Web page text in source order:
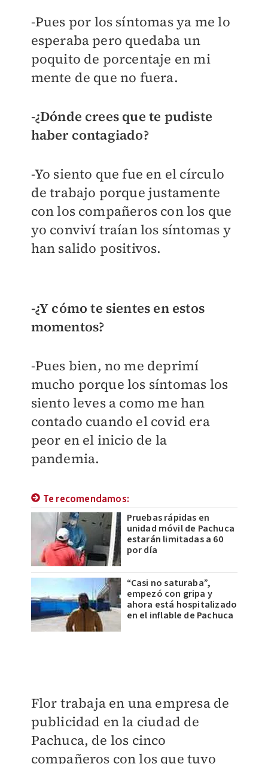
-Pues por los síntomas ya me lo
esperaba pero quedaba un
poquito de porcentaje en mi
mente de que no fuera.
-¿Dónde crees que te pudiste
haber contagiado?
-Yo siento que fue en el círculo
de trabajo porque justamente
con los compañeros con los que
yo conviví traían los síntomas y
han salido positivos.
-¿Y cómo te sientes en estos
momentos?
-Pues bien, no me deprimí
mucho porque los síntomas los
siento leves a como me han
contado cuando el covid era
peor en el inicio de la
pandemia.
Te recomendamos:
Pruebas rápidas en
unidad móvil de Pachuca
estarán limitadas a 60
por día
“Casi no saturaba”,
empezó con gripa y
ahora está hospitalizado
en el inflable de Pachuca
Flor trabaja en una empresa de
publicidad en la ciudad de
Pachuca, de los cinco
compañeros con los que tuvo